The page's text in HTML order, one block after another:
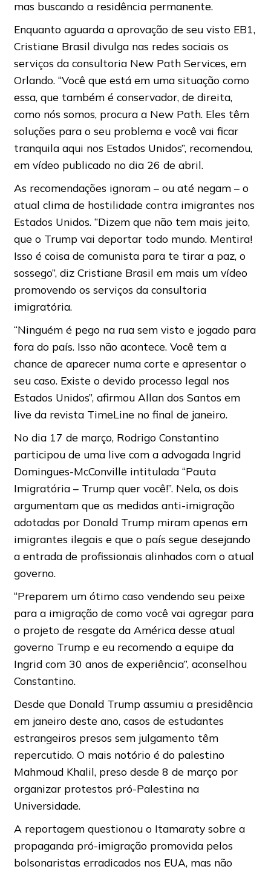
mas buscando a residência permanente.
Enquanto aguarda a aprovação de seu visto EB1,
Cristiane Brasil divulga nas redes sociais os
serviços da consultoria New Path Services, em
Orlando. “Você que está em uma situação como
essa, que também é conservador, de direita,
como nós somos, procura a New Path. Eles têm
soluções para o seu problema e você vai ficar
tranquila aqui nos Estados Unidos”, recomendou,
em vídeo publicado no dia 26 de abril.
As recomendações ignoram – ou até negam – o
atual clima de hostilidade contra imigrantes nos
Estados Unidos. “Dizem que não tem mais jeito,
que o Trump vai deportar todo mundo. Mentira!
Isso é coisa de comunista para te tirar a paz, o
sossego”, diz Cristiane Brasil em mais um vídeo
promovendo os serviços da consultoria
imigratória.
“Ninguém é pego na rua sem visto e jogado para
fora do país. Isso não acontece. Você tem a
chance de aparecer numa corte e apresentar o
seu caso. Existe o devido processo legal nos
Estados Unidos”, afirmou Allan dos Santos em
live da revista TimeLine no final de janeiro.
No dia 17 de março, Rodrigo Constantino
participou de uma live com a advogada Ingrid
Domingues-McConville intitulada “Pauta
Imigratória – Trump quer você!”. Nela, os dois
argumentam que as medidas anti-imigração
adotadas por Donald Trump miram apenas em
imigrantes ilegais e que o país segue desejando
a entrada de profissionais alinhados com o atual
governo.
“Preparem um ótimo caso vendendo seu peixe
para a imigração de como você vai agregar para
o projeto de resgate da América desse atual
governo Trump e eu recomendo a equipe da
Ingrid com 30 anos de experiência”, aconselhou
Constantino.
Desde que Donald Trump assumiu a presidência
em janeiro deste ano, casos de estudantes
estrangeiros presos sem julgamento têm
repercutido. O mais notório é do palestino
Mahmoud Khalil, preso desde 8 de março por
organizar protestos pró-Palestina na
Universidade.
A reportagem questionou o Itamaraty sobre a
propaganda pró-imigração promovida pelos
bolsonaristas erradicados nos EUA, mas não